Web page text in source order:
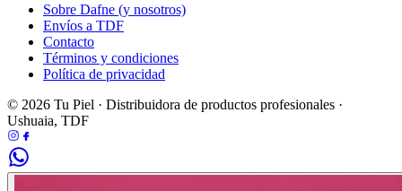
Sobre Dafne (y nosotros)
Envíos a TDF
Contacto
Términos y condiciones
Política de privacidad
© 2026 Tu Piel · Distribuidora de productos profesionales ·
Ushuaia, TDF